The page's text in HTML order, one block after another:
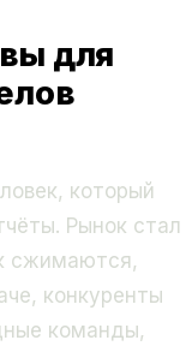
для
который
Рынок стал
сжимаются,
конкуренты
команды,